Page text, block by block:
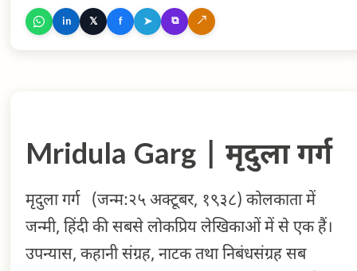
उपन्यास आपका बंटी से लोकप्रियता प्राप्त करने वाली मन्नू
(१९५७), तीन निगाहों की एक तस्वीर, यही सच है (१९६६),
`एक इंच मुस्कान'(१९६२) नाटक `बिना दीवारों का घर'
(१९६६) विवाह विच्छेद की त्रासदी में पिस रहे एक बच्चे को
केंद्र में रखकर लिखा गया उनका उपन्यास `आपका बंटी'
in 𝕏 f ➤ ⧉ ↗
Mridula Garg | मृदुला गर्ग
मृदुला गर्ग (जन्म:२५ अक्टूबर, १९३८) कोलकाता में
जन्मी, हिंदी की सबसे लोकप्रिय लेखिकाओं में से एक हैं।
उपन्यास, कहानी संग्रह, नाटक तथा निबंधसंग्रह सब